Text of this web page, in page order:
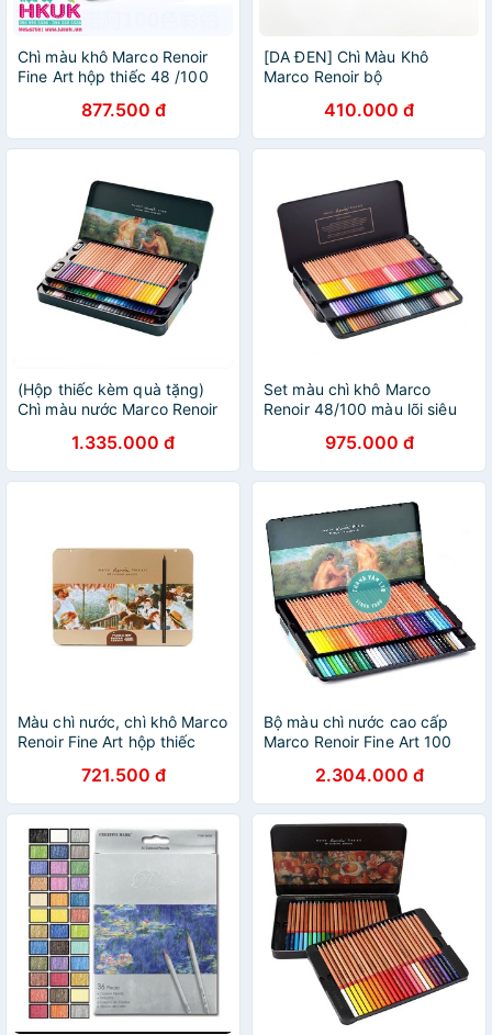
Chì màu khô Marco Renoir
Fine Art hộp thiếc 48 /100
877.500 đ
[DA ĐEN] Chì Màu Khô
Marco Renoir bộ
410.000 đ
(Hộp thiếc kèm quà tặng)
Chì màu nước Marco Renoir
1.335.000 đ
Set màu chì khô Marco
Renoir 48/100 màu lõi siêu
975.000 đ
Màu chì nước, chì khô Marco
Renoir Fine Art hộp thiếc
721.500 đ
Bộ màu chì nước cao cấp
Marco Renoir Fine Art 100
gọt bút chì | Hộp sắt
2.304.000 đ